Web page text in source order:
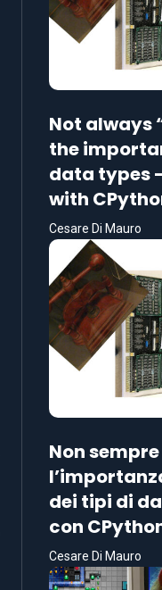
Not always
the
data types
with
Cesare Di Mauro
Non
dei tipi di
con
Cesare Di Mauro